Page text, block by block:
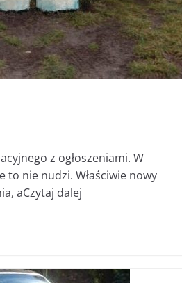
z ogłoszeniami. W
nie nudzi. Właściwie nowy
aCzytaj dalej